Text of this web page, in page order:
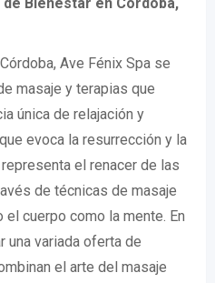
Ave Fénix Spa se
masaje y terapias que
única de relajación y
evoca la resurrección y la
el renacer de las
de técnicas de masaje
cuerpo como la mente. En
una variada oferta de
el arte del masaje